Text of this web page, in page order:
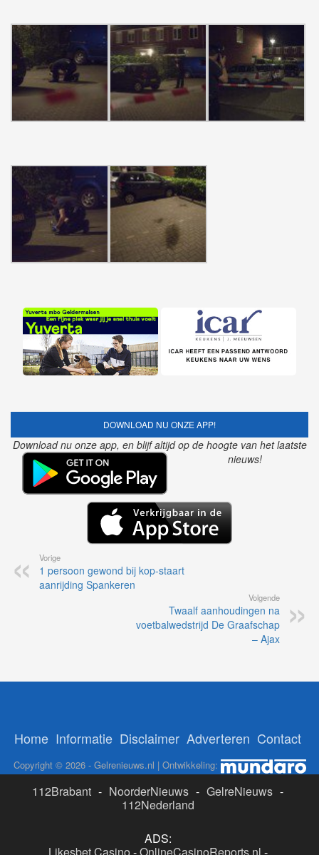
DOWNLOAD NU ONZE APP!
Download nu onze app, en blijf altijd op de hoogte van het laatste
nieuws!
Vorige
1 persoon gewond bij kop-staart
aanrijding Spankeren
Volgende
Twaalf aanhoudingen na
voetbalwedstrijd De Graafschap
– Ajax
Home Informatie Disclaimer Adverteren Contact
Copyright © 2026 - Gelrenieuws.nl | Ontwikkeling:
112Brabant - NoorderNieuws - GelreNieuws -
112Nederland
ADS: